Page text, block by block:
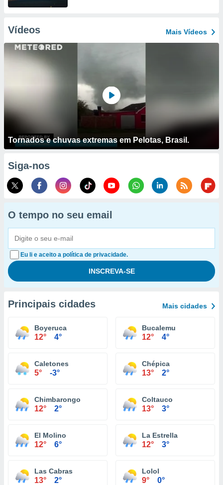
Vídeos Mais Vídeos
Tornados e chuvas extremas em Pelotas, Brasil.
Siga-nos
O tempo no seu email
Eu li e aceito a política de privacidade.
Principais cidades Mais cidades
Boyeruca
12° 4°
Bucalemu
12° 4°
Caletones
5° -3°
Chépica
13° 2°
Chimbarongo
12° 2°
Coltauco
13° 3°
El Molino
12° 6°
La Estrella
12° 3°
Las Cabras
13° 2°
Lolol
9° 0°